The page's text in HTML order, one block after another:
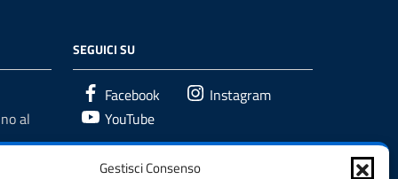
Gestisci Consenso
al
SEGUICI SU
Facebook
Instagram
YouTube